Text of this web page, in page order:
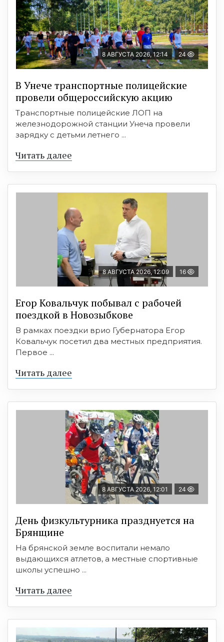
8 АВГУСТА 2026, 12:14 24
В Унече транспортные полицейские
провели общероссийскую акцию
Транспортные полицейские ЛОП на
железнодорожной станции Унеча провели
зарядку с детьми летнего ...
Читать далее
8 АВГУСТА 2026, 12:09 16
Егор Ковальчук побывал с рабочей
поездкой в Новозыбкове
В рамках поездки врио Губернатора Егор
Ковальчук посетил два местных предприятия.
Первое ...
Читать далее
8 АВГУСТА 2026, 12:01 24
День физкультурника празднуется на
Брянщине
На брянской земле воспитали немало
выдающихся атлетов, а местные спортивные
школы успешно ...
Читать далее